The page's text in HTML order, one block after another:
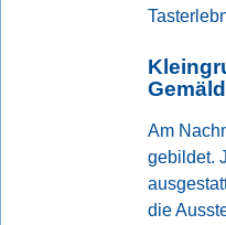
Am
gebildet.
die